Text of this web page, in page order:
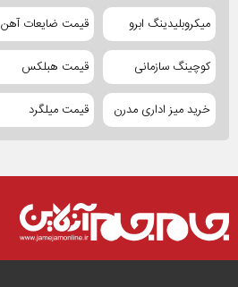
میکروبلیدینگ ابرو قیمت ضایعات آهن
کوچینگ سازمانی قیمت هبلکس
خرید میز اداری مدرن قیمت میلگرد